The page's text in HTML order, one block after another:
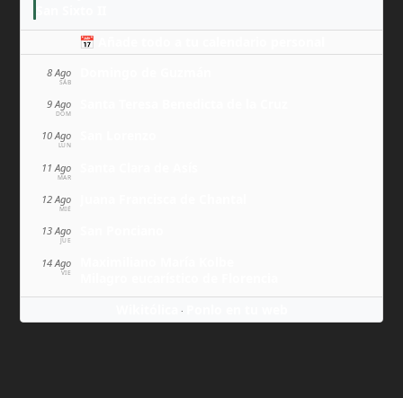
📅 Añade todo a tu calendario personal
8 Ago
SÁB
9 Ago
DOM
10 Ago
LUN
11 Ago
MAR
12 Ago
MIÉ
13 Ago
JUE
14 Ago
VIE
·